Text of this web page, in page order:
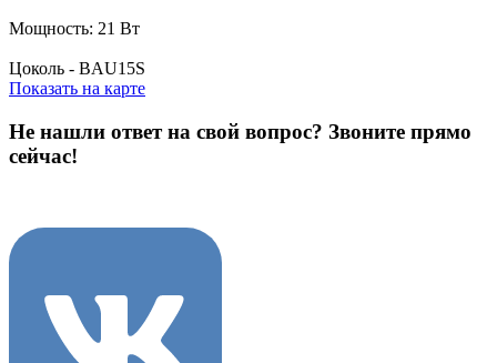
Мощность: 21 Вт
Цоколь - BAU15S
Показать на карте
Не нашли ответ на свой вопрос? Звоните прямо
сейчас!